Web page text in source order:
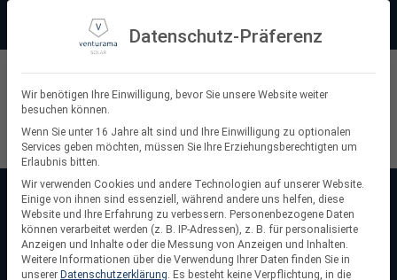
springen
+49 (0) 64 64 37 19 5 - 0
Suchen
nach:
Startseite/Speicher für Balkonkraftwerke
Speicher für Balkonkraftwerke
Speicher für Balkonkraftwerkeermöglichen die
Datenschutz-Präferenz
Wir benötigen Ihre Einwilligung, bevor Sie unsere Website weiter
besuchen können.
Wenn Sie unter 16 Jahre alt sind und Ihre Einwilligung zu optionalen
Services geben möchten, müssen Sie Ihre Erziehungsberechtigten um
Erlaubnis bitten.
Wir verwenden Cookies und andere Technologien auf unserer Website.
Einige von ihnen sind essenziell, während andere uns helfen, diese
Website und Ihre Erfahrung zu verbessern. Personenbezogene Daten
können verarbeitet werden (z. B. IP-Adressen), z. B. für personalisierte
Anzeigen und Inhalte oder die Messung von Anzeigen und Inhalten.
Weitere Informationen über die Verwendung Ihrer Daten finden Sie in
unserer Datenschutzerklärung. Es besteht keine Verpflichtung, in die